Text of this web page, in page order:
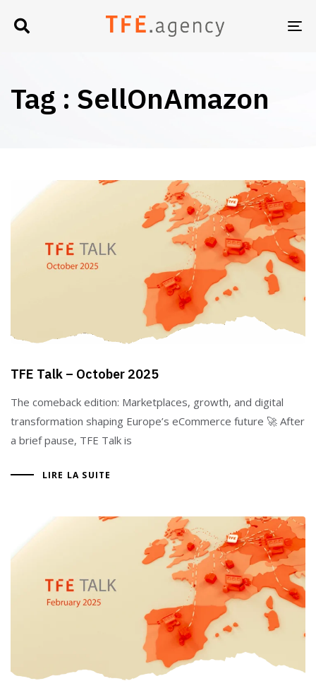
Tag : SellOnAmazon
TFE Talk – October 2025
The comeback edition: Marketplaces, growth, and digital
transformation shaping Europe’s eCommerce future 🚀 After
a brief pause, TFE Talk is
LIRE LA SUITE